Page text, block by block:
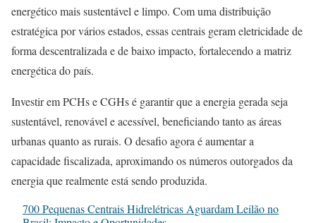
energético mais sustentável e limpo. Com uma distribuição
estratégica por vários estados, essas centrais geram eletricidade de
forma descentralizada e de baixo impacto, fortalecendo a matriz
energética do país.
Investir em PCHs e CGHs é garantir que a energia gerada seja
sustentável, renovável e acessível, beneficiando tanto as áreas
urbanas quanto as rurais. O desafio agora é aumentar a
capacidade fiscalizada, aproximando os números outorgados da
energia que realmente está sendo produzida.
700 Pequenas Centrais Hidrelétricas Aguardam Leilão no